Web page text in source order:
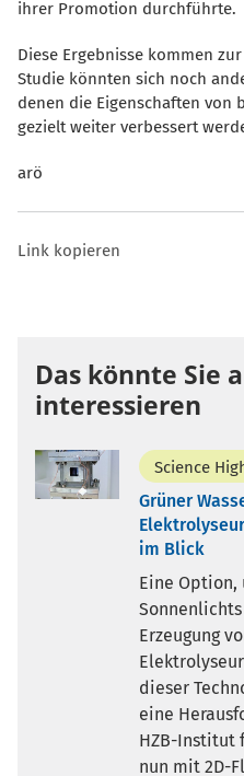
ihrer Promotion durchführte.
Diese Ergebnisse kommen
Studie könnten sich noch
denen die Eigenschaften von
gezielt weiter verbessert
arö
Link kopieren
Das könnte Sie
interessieren
Science
Grüner
im Blick
Eine Option,
Erzeugung
dieser
eine
HZB-Institut
nun mit 2D-